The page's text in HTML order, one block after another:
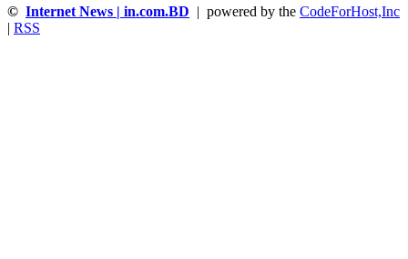
© Internet News | in.com.BD | powered by the CodeForHost,Inc
RSS